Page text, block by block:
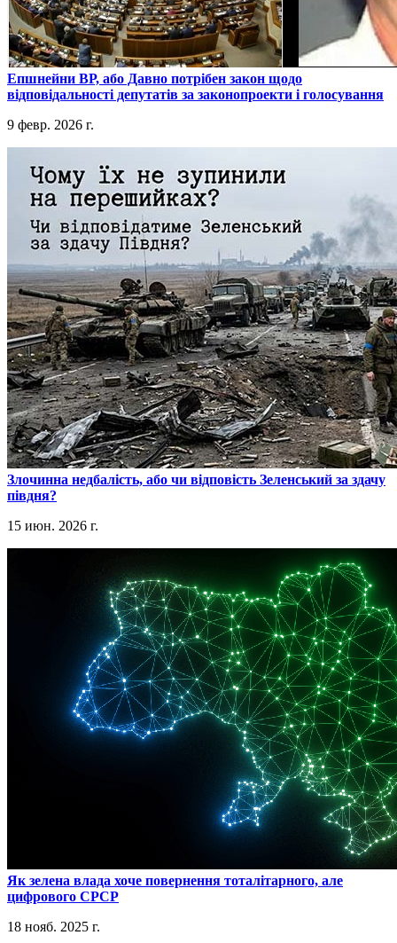
​Епшнейни ВР, або Давно потрібен закон щодо
відповідальності депутатів за законопроекти і голосування
9 февр. 2026 г.
​Злочинна недбалість, або чи відповість Зеленський за здачу
півдня?
15 июн. 2026 г.
​Як зелена влада хоче повернення тоталітарного, але
цифрового СРСР
18 нояб. 2025 г.